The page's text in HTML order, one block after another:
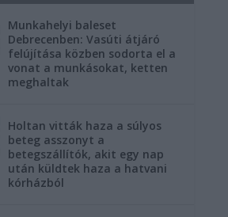
Munkahelyi baleset
Debrecenben: Vasúti átjáró
felújítása közben sodorta el a
vonat a munkásokat, ketten
meghaltak
Holtan vitták haza a súlyos
beteg asszonyt a
betegszállítók, akit egy nap
után küldtek haza a hatvani
kórházból